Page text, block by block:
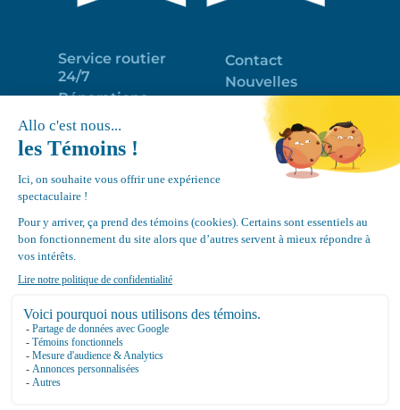
Service routier
24/7
Réparations
Programme
d’entretien
Déneigement
de toits
Équipements
Contact
Nouvelles
Portail clients
Emploi
Politique de
Google
4.7